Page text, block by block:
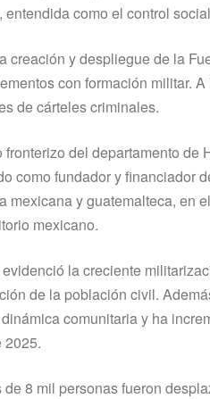
como el control
creación y despliegue de la
con formación militar.
de cárteles criminales.
del departamento de
como fundador y financiador
mexicana y guatemalteca, en
mexicano.
la creciente
de la población civil.
comunitaria y ha
2025.
8 mil personas fueron